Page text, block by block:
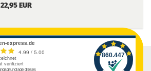
22,95 EUR